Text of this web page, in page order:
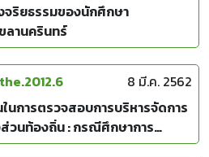
จริยธรรมของนักศึกษา
ลานครินทร์
8 มี.ค. 2562
นการตรวจสอบการบริหารจัดการ
วนท้องถิ่น : กรณีศึกษาการ
อนนายกองค์การบริหารส่วนตำบล